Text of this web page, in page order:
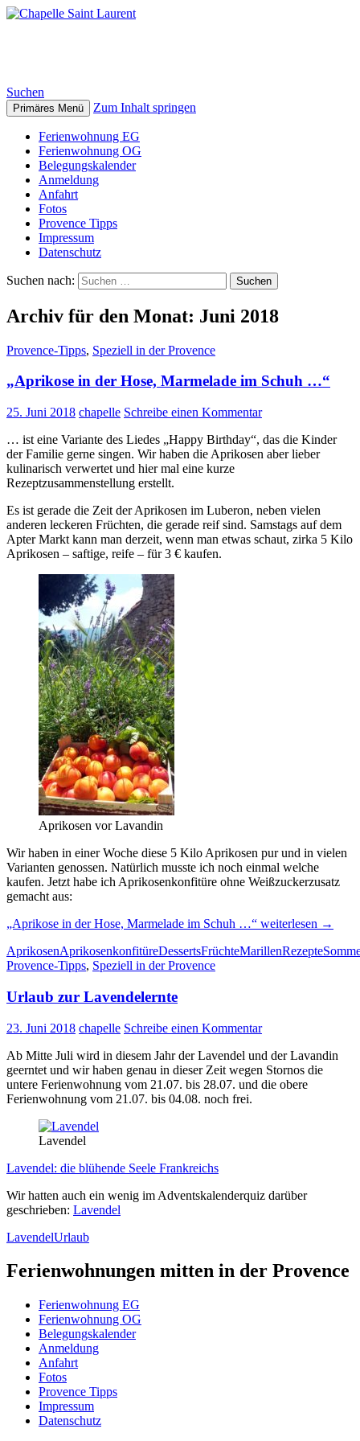
Suchen
Primäres Menü Zum Inhalt springen
Ferienwohnung EG
Ferienwohnung OG
Belegungskalender
Anmeldung
Anfahrt
Fotos
Provence Tipps
Impressum
Datenschutz
Suchen nach:
Archiv für den Monat: Juni 2018
Provence-Tipps, Speziell in der Provence
„Aprikose in der Hose, Marmelade im Schuh …“
25. Juni 2018 chapelle Schreibe einen Kommentar
… ist eine Variante des Liedes „Happy Birthday“, das die Kinder
der Familie gerne singen. Wir haben die Aprikosen aber lieber
kulinarisch verwertet und hier mal eine kurze
Rezeptzusammenstellung erstellt.
Es ist gerade die Zeit der Aprikosen im Luberon, neben vielen
anderen leckeren Früchten, die gerade reif sind. Samstags auf dem
Apter Markt kann man derzeit, wenn man etwas schaut, zirka 5 Kilo
Aprikosen – saftige, reife – für 3 € kaufen.
Aprikosen vor Lavandin
Wir haben in einer Woche diese 5 Kilo Aprikosen pur und in vielen
Varianten genossen. Natürlich musste ich noch einmal welche
kaufen. Jetzt habe ich Aprikosenkonfitüre ohne Weißzuckerzusatz
gemacht aus:
„Aprikose in der Hose, Marmelade im Schuh …“ weiterlesen →
AprikosenAprikosenkonfitüreDessertsFrüchteMarillenRezepte
Provence-Tipps, Speziell in der Provence
Urlaub zur Lavendelernte
23. Juni 2018 chapelle Schreibe einen Kommentar
Ab Mitte Juli wird in diesem Jahr der Lavendel und der Lavandin
geerntet und wir haben genau in dieser Zeit wegen Stornos die
untere Ferienwohnung vom 21.07. bis 28.07. und die obere
Ferienwohnung vom 21.07. bis 04.08. noch frei.
Lavendel
Lavendel: die blühende Seele Frankreichs
Wir hatten auch ein wenig im Adventskalenderquiz darüber
geschrieben: Lavendel
LavendelUrlaub
Ferienwohnungen mitten in der Provence
Ferienwohnung EG
Ferienwohnung OG
Belegungskalender
Anmeldung
Anfahrt
Fotos
Provence Tipps
Impressum
Datenschutz